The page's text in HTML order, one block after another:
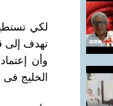
لكي
تهدف إلى
وأن
الخليج فى